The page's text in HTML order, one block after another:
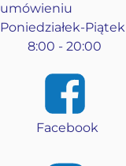
Facebook
Poniedziałek-Piątek
8:00 - 20:00
umówieniu